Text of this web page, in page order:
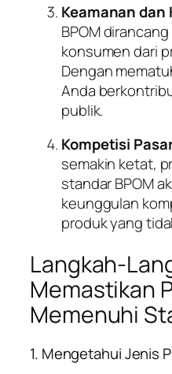
Keamanan dan
BPOM
konsumen dari
Dengan
Anda
publik.
Kompetisi
semakin ketat,
standar BPOM
keunggulan
produk yang
Langkah-
Memastikan
Memenuhi
1. Mengetahui Jenis